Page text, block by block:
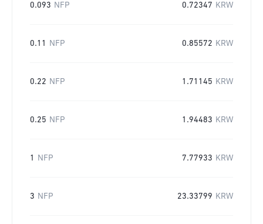
0.093 NFP 0.72347 KRW
0.11 NFP 0.85572 KRW
0.22 NFP 1.71145 KRW
0.25 NFP 1.94483 KRW
1 NFP 7.77933 KRW
3 NFP 23.33799 KRW